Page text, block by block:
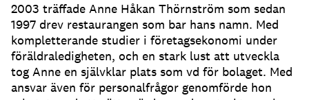
2003 träffade Anne Håkan Thörnström som sedan
1997 drev restaurangen som bar hans namn. Med
kompletterande studier i företagsekonomi under
föräldraledigheten, och en stark lust att utveckla
tog Anne en självklar plats som vd för bolaget. Med
ansvar även för personalfrågor genomförde hon